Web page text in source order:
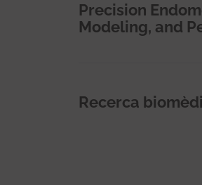
Precision
Modeling, and
Recerca